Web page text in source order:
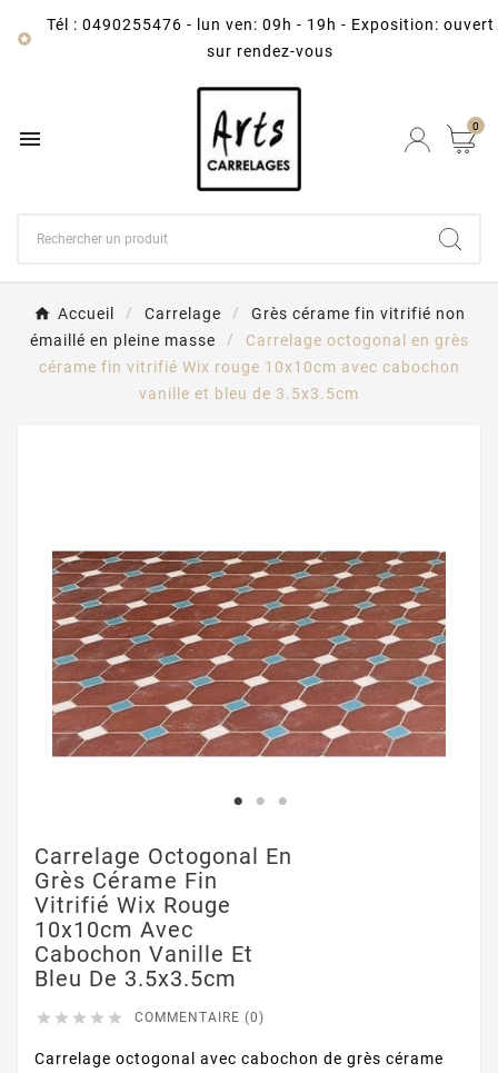

Tél : 0490255476 -
lun ven: 09h - 19h - Exposition: ouvert
sur rendez-vous
 0
Accueil Carrelage
Grès cérame fin vitrifié non
émaillé en pleine masse
Carrelage octogonal en grès
cérame fin vitrifié Wix rouge 10x10cm avec cabochon
vanille et bleu de 3.5x3.5cm
Carrelage Octogonal En
Grès Cérame Fin
Vitrifié Wix Rouge
10x10cm Avec
Cabochon Vanille Et
Bleu De 3.5x3.5cm
     COMMENTAIRE (0)
Carrelage octogonal avec cabochon de grès cérame